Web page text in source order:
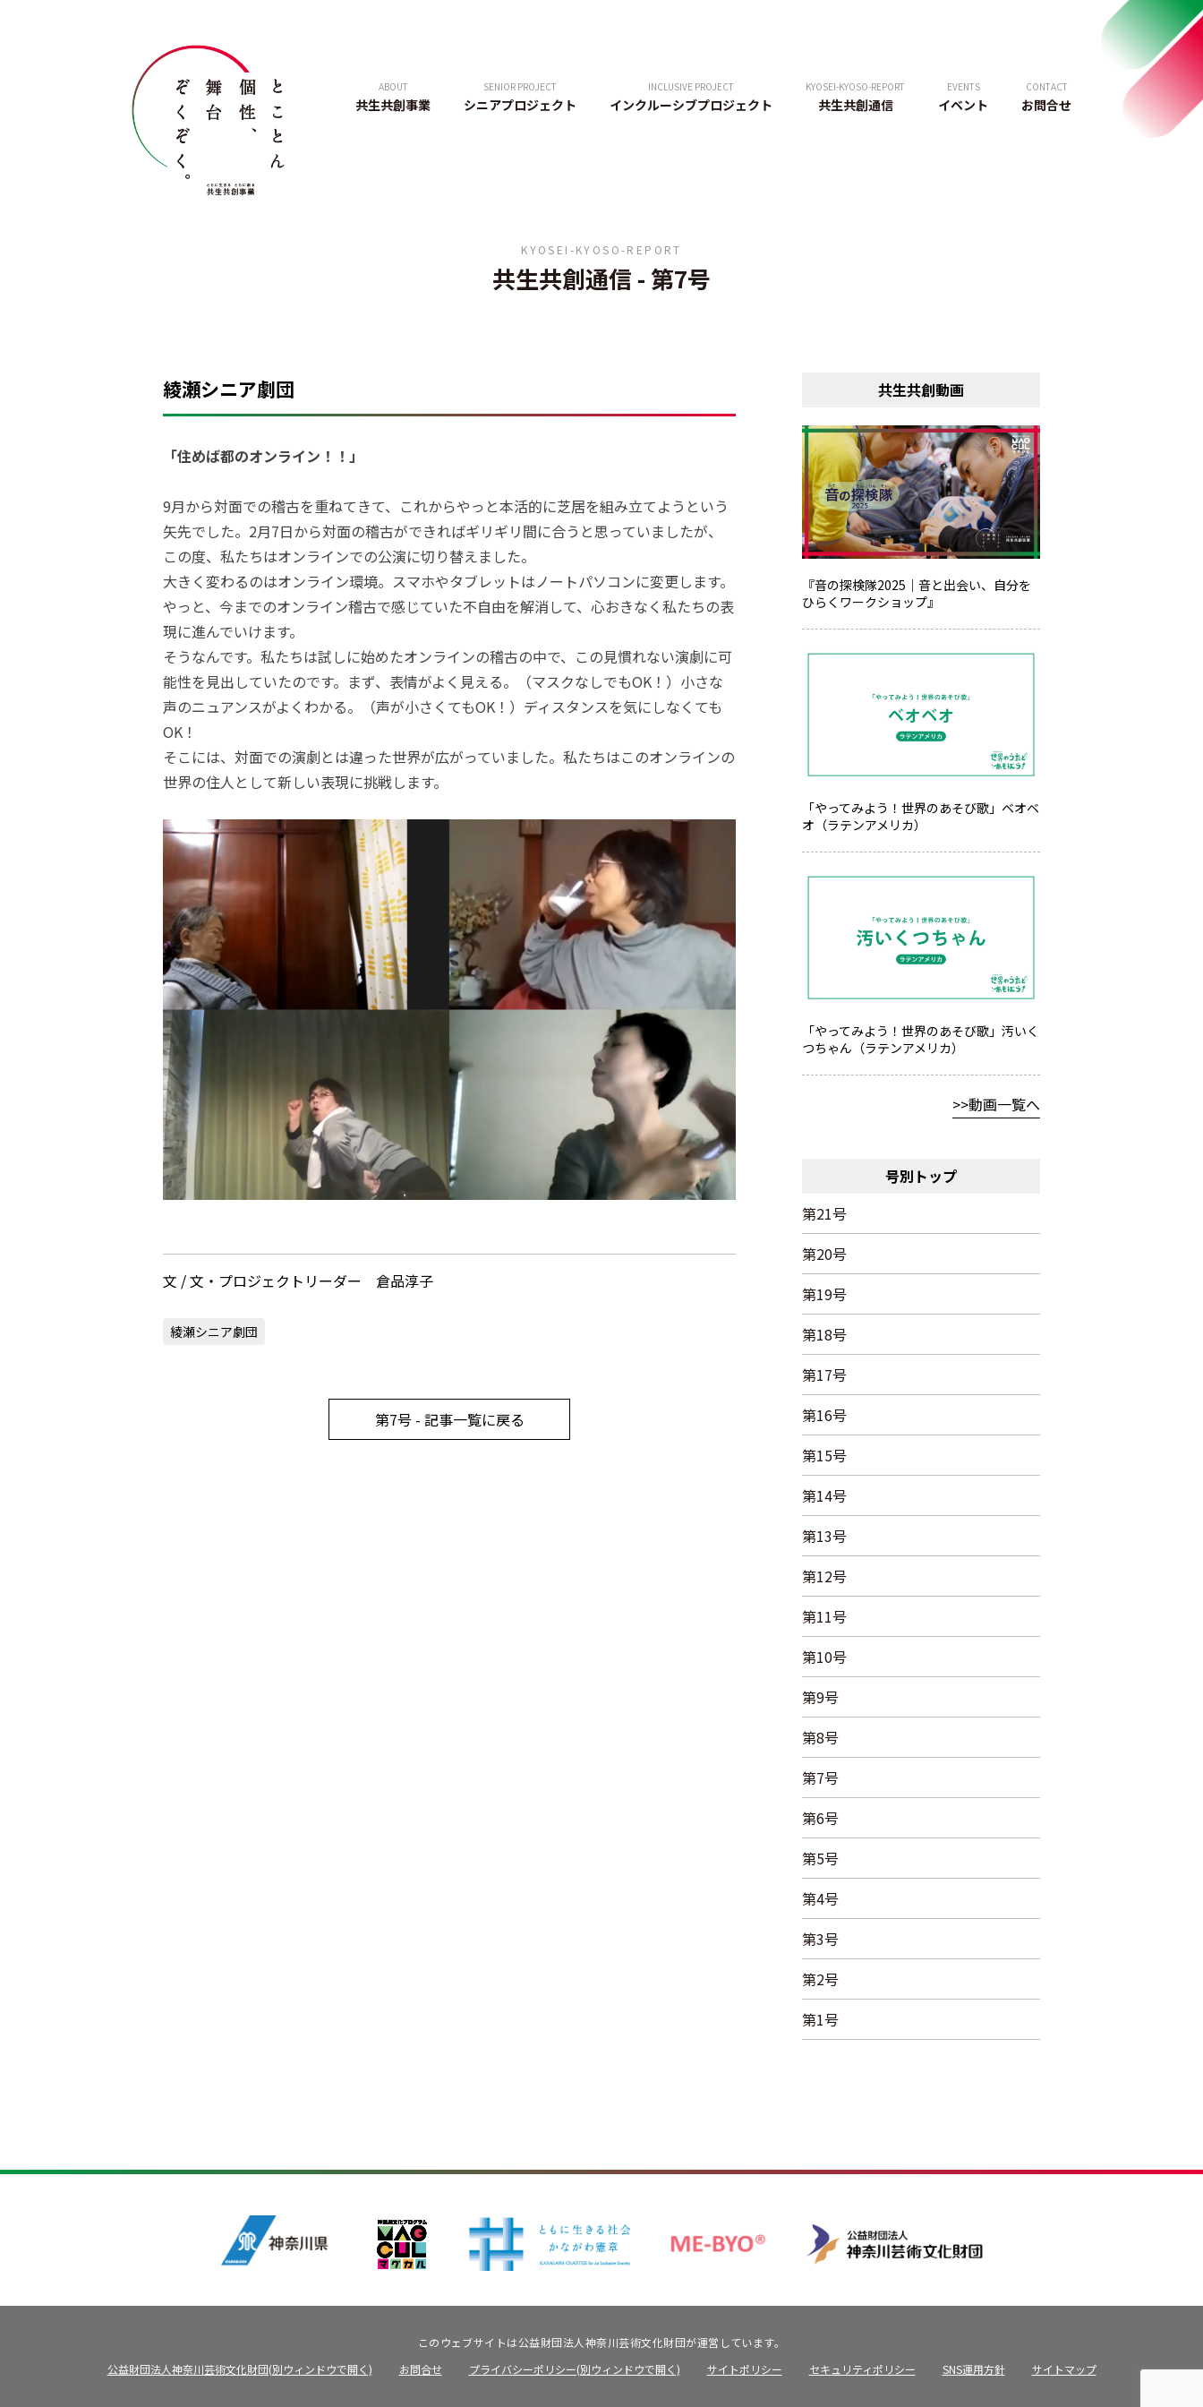
ABOUT
共生共創事業
SENIOR PROJECT
シニアプロジェクト
INCLUSIVE PROJECT
インクルーシブプロジェクト
KYOSEI-KYOSO-REPORT
共生共創通信
EVENTS
イベント
CONTACT
お問合せ
KYOSEI-KYOSO-REPORT
共生共創通信 -第7号
綾瀬シニア劇団
「住めば都のオンライン！！」
9月から対面での稽古を重ねてきて、これからやっと本活的に芝居を組み立てようという
矢先でした。2月7日から対面の稽古ができればギリギリ間に合うと思っていましたが、
この度、私たちはオンラインでの公演に切り替えました。
大きく変わるのはオンライン環境。スマホやタブレットはノートパソコンに変更します。
やっと、今までのオンライン稽古で感じていた不自由を解消して、心おきなく私たちの表
現に進んでいけます。
そうなんです。私たちは試しに始めたオンラインの稽古の中で、この見慣れない演劇に可
能性を見出していたのです。まず、表情がよく見える。（マスクなしでもOK！）小さな
声のニュアンスがよくわかる。（声が小さくてもOK！）ディスタンスを気にしなくても
OK！
そこには、対面での演劇とは違った世界が広がっていました。私たちはこのオンラインの
世界の住人として新しい表現に挑戦します。
文 / 文・プロジェクトリーダー 倉品淳子
綾瀬シニア劇団
第7号 - 記事一覧に戻る
共生共創動画
『音の探検隊2025｜音と出会い、自分を
ひらくワークショップ』
「やってみよう！世界のあそび歌」ベオベ
オ（ラテンアメリカ）
「やってみよう！世界のあそび歌」汚いく
つちゃん（ラテンアメリカ）
動画一覧へ
号別トップ
第21号
第20号
第19号
第18号
第17号
第16号
第15号
第14号
第13号
第12号
第11号
第10号
第9号
第8号
第7号
第6号
第5号
第4号
第3号
第2号
第1号
このウェブサイトは公益財団法人神奈川芸術文化財団が運営しています。
公益財団法人神奈川芸術文化財団(別ウィンドウで開く)
お問合せ プライバシーポリシー(別ウィンドウで開く) サイトポリシー セキュリティポリシー SNS運用方針 サイトマップ